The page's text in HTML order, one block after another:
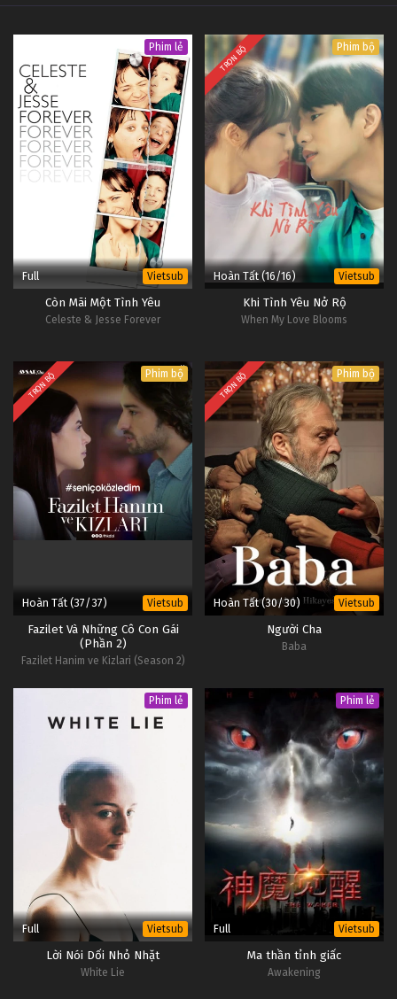
Danh Y Vượt Thời Gian Tập 17A
Vietsub
#1
16B Danh Y Vượt Thời Gian Tập 16B
Vietsub
#1
16A Danh Y Vượt Thời Gian Tập 16A
Vietsub
#1
Danh Y Vượt Thời Gian Tập 15B
Vietsub
#1
Phim lẻ
Full Vietsub
Còn Mãi Một Tình Yêu
Celeste & Jesse Forever
TRỌN BỘ Phim bộ
Hoàn Tất (16/16) Vietsub
Khi Tình Yêu Nở Rộ
When My Love Blooms
TRỌN BỘ Phim bộ
Hoàn Tất (37/37) Vietsub
Fazilet Và Những Cô Con Gái
(Phần 2)
Fazilet Hanim ve Kizlari (Season 2)
TRỌN BỘ Phim bộ
Hoàn Tất (30/30) Vietsub
Người Cha
Baba
Phim lẻ
Full Vietsub
Lời Nói Dối Nhỏ Nhặt
White Lie
Phim lẻ
Full Vietsub
Ma thần tỉnh giấc
Awakening